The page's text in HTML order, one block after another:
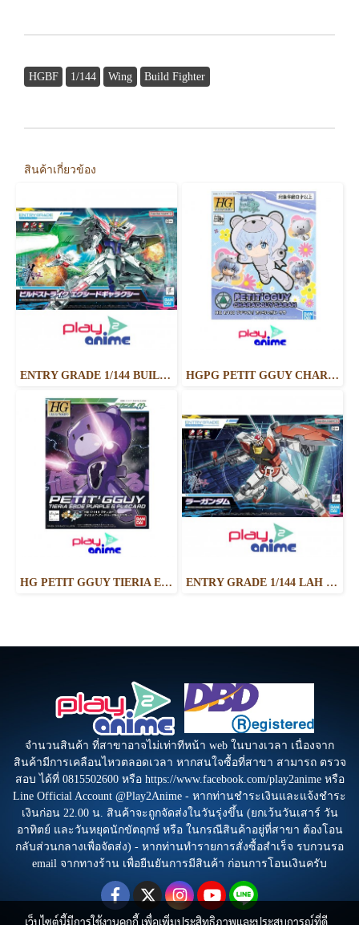
HGBF 1/144 Wing Build Fighter
สินค้าเกี่ยวข้อง
ENTRY GRADE 1/144 BUILD STRIKE EXCEED GALAXY HGPG PETIT GGUY CHARA GGUY SARAH
HG PETIT GGUY TIERIA ERDE PURPLE & PLACARD ENTRY GRADE 1/144 LAH GUNDAM
จำนวนสินค้า ที่สาขาอาจไม่เท่าทีหน้า web ในบางเวลา เนื่องจาก
สินค้ามีการเคลือนไหวตลอดเวลา หากสนใจซื้อที่สาขา สามารถ ตรวจ
สอบ ได้ที่ 0815502600 หรือ https://www.facebook.com/play2anime หรือ
Line Official Account @Play2Anime - หากท่านชำระเงินและแจ้งชำระ
เงินก่อน 22.00 น. สินค้าจะถูกจัดส่งในวันรุ่งขึ้น (ยกเว้นวันเสาร์ วัน
อาทิตย์ และวันหยุดนักขัตฤกษ์ หรือ ในกรณีสินค้าอยู่ที่สาขา ต้องโอน
กลับส่วนกลางเพื่อจัดส่ง) - หากท่านทำรายการสั่งซื้อสำเร็จ รบกวนรอ
email จากทางร้าน เพื่อยืนยันการมีสินค้า ก่อนการโอนเงินครับ
เว็บไซต์นี้มีการใช้งานคุกกี้ เพื่อเพิ่มประสิทธิภาพและประสบการณ์ที่ดี